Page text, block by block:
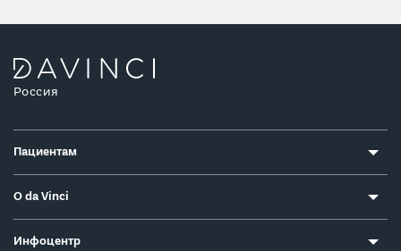
Россия
Пациентам
О da Vinci
Инфоцентр